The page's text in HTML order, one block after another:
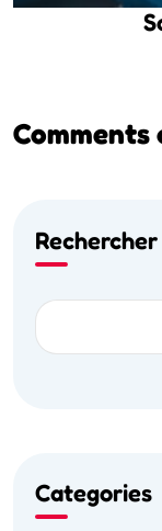
Comments
Categories